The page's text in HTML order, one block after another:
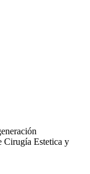
Cirugía Estetica y